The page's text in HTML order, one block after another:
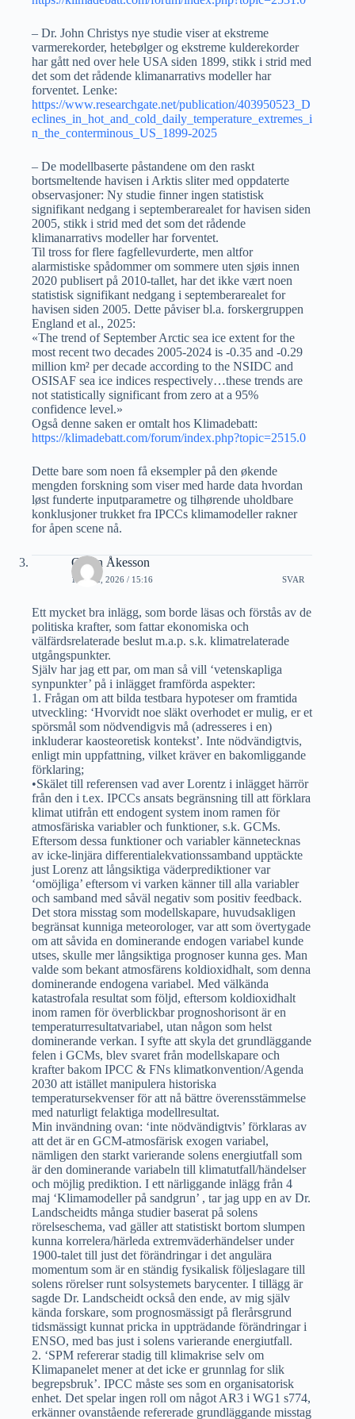
– Dr. John Christys nye studie viser at ekstreme
varmerekorder, hetebølger og ekstreme kulderekorder
har gått ned over hele USA siden 1899, stikk i strid med
det som det rådende klimanarrativs modeller har
forventet. Lenke:
https://www.researchgate.net/publication/403950523_D
eclines_in_hot_and_cold_daily_temperature_extremes_i
n_the_conterminous_US_1899-2025
– De modellbaserte påstandene om den raskt
bortsmeltende havisen i Arktis sliter med oppdaterte
observasjoner: Ny studie finner ingen statistisk
signifikant nedgang i septemberarealet for havisen siden
2005, stikk i strid med det som det rådende
klimanarrativs modeller har forventet.
Til tross for flere fagfellevurderte, men altfor
alarmistiske spådommer om sommere uten sjøis innen
2020 publisert på 2010-tallet, har det ikke vært noen
statistisk signifikant nedgang i septemberarealet for
havisen siden 2005. Dette påviser bl.a. forskergruppen
England et al., 2025:
«The trend of September Arctic sea ice extent for the
most recent two decades 2005-2024 is -0.35 and -0.29
million km² per decade according to the NSIDC and
OSISAF sea ice indices respectively…these trends are
not statistically significant from zero at a 95%
confidence level.»
Også denne saken er omtalt hos Klimadebatt:
https://klimadebatt.com/forum/index.php?topic=2515.0
Dette bare som noen få eksempler på den økende
mengden forskning som viser med harde data hvordan
løst funderte inputparametre og tilhørende uholdbare
konklusjoner trukket fra IPCCs klimamodeller rakner
for åpen scene nå.
Göran Åkesson
11 MAI, 2026 / 15:16 SVAR
Ett mycket bra inlägg, som borde läsas och förstås av de
politiska krafter, som fattar ekonomiska och
välfärdsrelaterade beslut m.a.p. s.k. klimatrelaterade
utgångspunkter.
Själv har jag ett par, om man så vill ‘vetenskapliga
synpunkter’ på i inlägget framförda aspekter:
1. Frågan om att bilda testbara hypoteser om framtida
utveckling: ‘Hvorvidt noe släkt overhodet er mulig, er et
spörsmål som nödvendigvis må (adresseres i en)
inkluderar kaosteoretisk kontekst’. Inte nödvändigtvis,
enligt min uppfattning, vilket kräver en bakomliggande
förklaring;
•Skälet till referensen vad aver Lorentz i inlägget härrör
från den i t.ex. IPCCs ansats begränsning till att förklara
klimat utifrån ett endogent system inom ramen för
atmosfäriska variabler och funktioner, s.k. GCMs.
Eftersom dessa funktioner och variabler kännetecknas
av icke-linjära differentialekvationssamband upptäckte
just Lorenz att långsiktiga väderprediktioner var
‘omöjliga’ eftersom vi varken känner till alla variabler
och samband med såväl negativ som positiv feedback.
Det stora misstag som modellskapare, huvudsakligen
begränsat kunniga meteorologer, var att som övertygade
om att såvida en dominerande endogen variabel kunde
utses, skulle mer långsiktiga prognoser kunna ges. Man
valde som bekant atmosfärens koldioxidhalt, som denna
dominerande endogena variabel. Med välkända
katastrofala resultat som följd, eftersom koldioxidhalt
inom ramen för överblickbar prognoshorisont är en
temperaturresultatvariabel, utan någon som helst
dominerande verkan. I syfte att skyla det grundläggande
felen i GCMs, blev svaret från modellskapare och
krafter bakom IPCC & FNs klimatkonvention/Agenda
2030 att istället manipulera historiska
temperatursekvenser för att nå bättre överensstämmelse
med naturligt felaktiga modellresultat.
Min invändning ovan: ‘inte nödvändigtvis’ förklaras av
att det är en GCM-atmosfärisk exogen variabel,
nämligen den starkt varierande solens energiutfall som
är den dominerande variabeln till klimatutfall/händelser
och möjlig prediktion. I ett närliggande inlägg från 4
maj ‘Klimamodeller på sandgrun’ , tar jag upp en av Dr.
Landscheidts många studier baserat på solens
rörelseschema, vad gäller att statistiskt bortom slumpen
kunna korrelera/härleda extremväderhändelser under
1900-talet till just det förändringar i det angulära
momentum som är en ständig fysikalisk följeslagare till
solens rörelser runt solsystemets barycenter. I tillägg är
sagde Dr. Landscheidt också den ende, av mig själv
kända forskare, som prognosmässigt på flerårsgrund
tidsmässigt kunnat pricka in uppträdande förändringar i
ENSO, med bas just i solens varierande energiutfall.
2. ‘SPM refererar stadig till klimakrise selv om
Klimapanelet mener at det icke er grunnlag for slik
begrepsbruk’. IPCC måste ses som en organisatorisk
enhet. Det spelar ingen roll om något AR3 i WG1 s774,
erkänner ovanstående refererade grundläggande misstag